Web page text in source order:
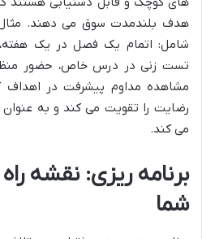
هدف بلندمدت سوق می دهند.
تست زنی در درس خاص، حضور
مشاهده مداوم پیشرفت در
رضایت را تقویت می کند و به
می کند.
برنامه ریزی: نقشه
شما